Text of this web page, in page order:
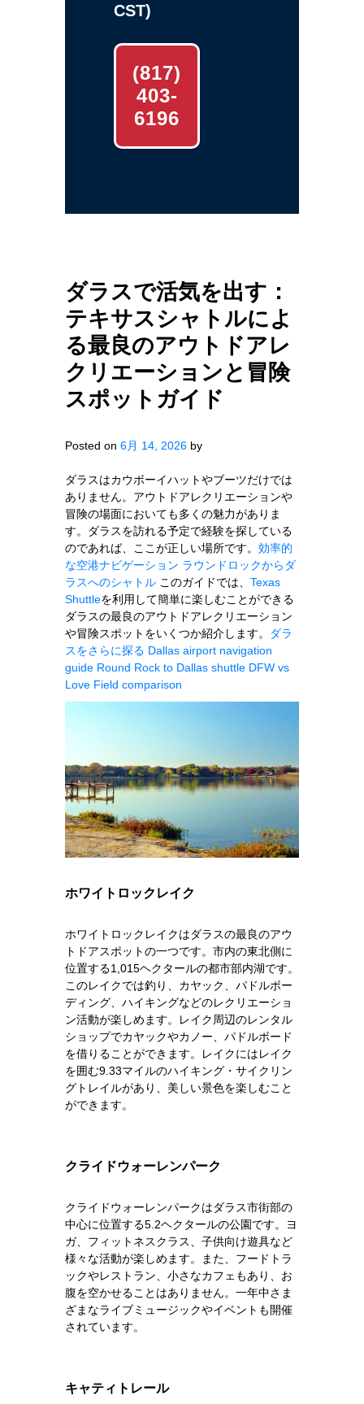
CST)
(817)
403-
6196
ダラスで活気を出す：
テキサスシャトルによ
る最良のアウトドアレ
クリエーションと冒険
スポットガイド
Posted on 6月 14, 2026 by
ダラスはカウボーイハットやブーツだけでは
ありません。アウトドアレクリエーションや
冒険の場面においても多くの魅力がありま
す。ダラスを訪れる予定で経験を探している
のであれば、ここが正しい場所です。 効率的
な空港ナビゲーション ラウンドロックからダ
ラスへのシャトル このガイドでは、 Texas
Shuttleを利用して簡単に楽しむことができる
ダラスの最良のアウトドアレクリエーション
や冒険スポットをいくつか紹介します。
ダラ
スをさらに探る Dallas airport navigation
guide Round Rock to Dallas shuttle DFW vs
Love Field comparison
ホワイトロックレイク
ホワイトロックレイクはダラスの最良のアウ
トドアスポットの一つです。市内の東北側に
位置する1,015ヘクタールの都市部内湖です。
このレイクでは釣り、カヤック、パドルボー
ディング、ハイキングなどのレクリエーショ
ン活動が楽しめます。レイク周辺のレンタル
ショップでカヤックやカノー、パドルボード
を借りることができます。レイクにはレイク
を囲む9.33マイルのハイキング・サイクリン
グトレイルがあり、美しい景色を楽しむこと
ができます。
クライドウォーレンパーク
クライドウォーレンパークはダラス市街部の
中心に位置する5.2ヘクタールの公園です。ヨ
ガ、フィットネスクラス、子供向け遊具など
様々な活動が楽しめます。また、フードトラ
ックやレストラン、小さなカフェもあり、お
腹を空かせることはありません。一年中さま
ざまなライブミュージックやイベントも開催
されています。
キャティトレール